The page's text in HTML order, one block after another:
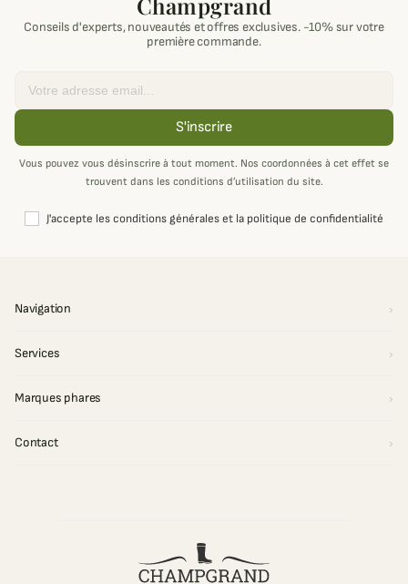
Conseils d'experts, nouveautés et offres exclusives. -10% sur votre
première commande.
S'inscrire
Vous pouvez vous désinscrire à tout moment. Nos coordonnées à cet effet se
trouvent dans les conditions d’utilisation du site.
J'accepte les conditions générales et la politique de confidentialité
Navigation
Services
Marques phares
Contact